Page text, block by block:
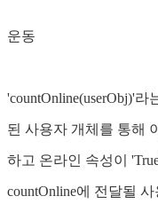
운동
'countOnline(userObj)'
된 사용자 개체를 통해
하고 온라인 속성이
countOnline에 전달될